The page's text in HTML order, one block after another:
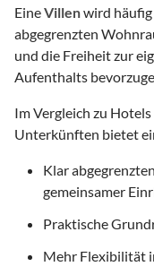
EineVillenwird häufig
abgegrenzten
und die Freiheit zur
Aufenthalts
Im Vergleich zu
Unterkünften bietet
Klar
gemeinsamer
Praktische
Mehr Flexibilität